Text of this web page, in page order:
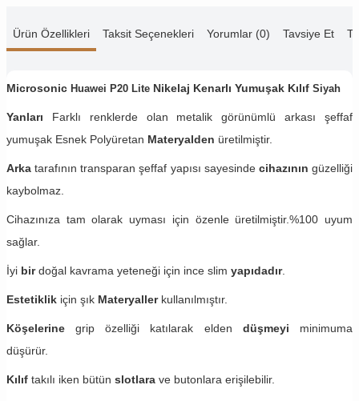
Ürün Özellikleri Taksit Seçenekleri Yorumlar (0) Tavsiye Et
Microsonic Huawei P20 Lite Nikelaj Kenarlı Yumuşak Kılıf Siyah
Yanları Farklı renklerde olan metalik görünümlü arkası şeffaf
yumuşak Esnek Polyüretan Materyalden üretilmiştir.
Arkatarafının transparan şeffaf yapısı sayesinde cihazının güzelliği
kaybolmaz.
Cihazınıza tam olarak uyması için özenle üretilmiştir.%100 uyum
sağlar.
İyi birdoğal kavrama yeteneği için ince slim yapıdadır.
Estetiklik için şık Materyaller kullanılmıştır.
Köşelerinegrip özelliği katılarak elden düşmeyi minimuma
düşürür.
Kılıf takılı iken bütün slotlara ve butonlara erişilebilir.